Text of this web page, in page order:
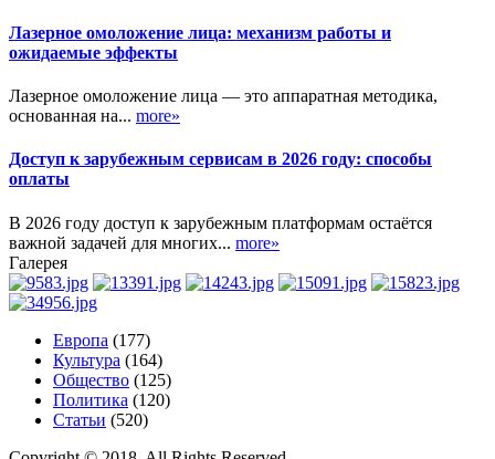
Лазерное омоложение лица: механизм работы и
ожидаемые эффекты
Лазерное омоложение лица — это аппаратная методика,
основанная на... more»
Доступ к зарубежным сервисам в 2026 году: способы
оплаты
В 2026 году доступ к зарубежным платформам остаётся
важной задачей для многих... more»
Галерея
Европа (177)
Культура (164)
Общество (125)
Политика (120)
Статьи (520)